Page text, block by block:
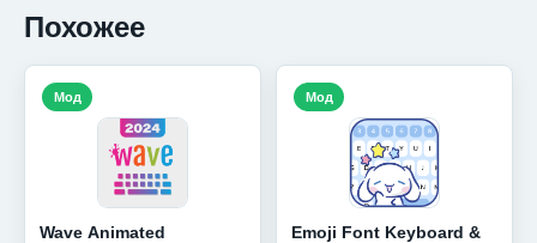
Похожее
Wave Animated
Мод
Emoji Font Keyboard &
Мод